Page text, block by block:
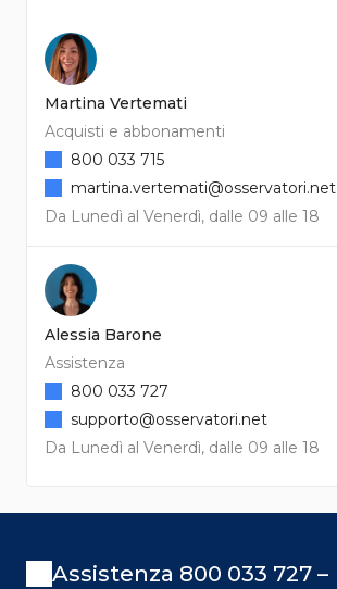
Martina Vertemati
Acquisti e abbonamenti
Da Lunedì al Venerdì, dalle 09 alle 18
800 033 715
martina.vertemati@osservatori.net
Alessia Barone
Assistenza
Da Lunedì al Venerdì, dalle 09 alle 18
800 033 727
supporto@osservatori.net
Assistenza 800 033 727 –